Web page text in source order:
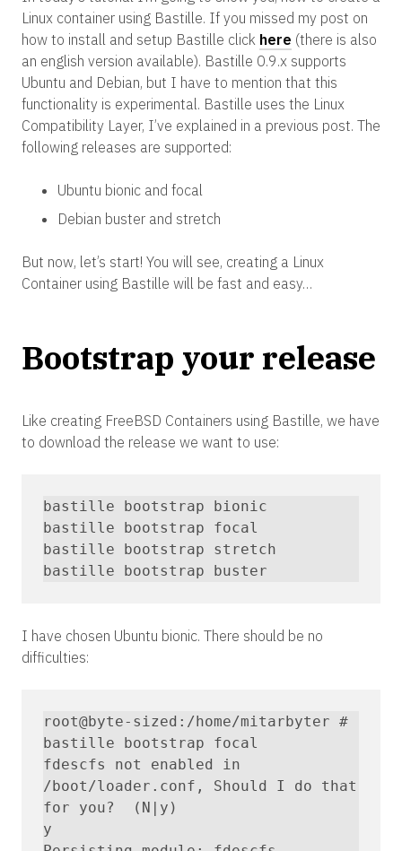
Linux container using Bastille. If you missed my post on
how to install and setup Bastille click here (there is also
an english version available). Bastille 0.9.x supports
Ubuntu and Debian, but I have to mention that this
functionality is experimental. Bastille uses the Linux
Compatibility Layer, I’ve explained in a previous post. The
following releases are supported:
Ubuntu bionic and focal
Debian buster and stretch
But now, let’s start! You will see, creating a Linux
Container using Bastille will be fast and easy…
Bootstrap your release
Like creating FreeBSD Containers using Bastille, we have
to download the release we want to use:
bastille bootstrap bionic
bastille bootstrap focal
bastille bootstrap stretch
bastille bootstrap buster
I have chosen Ubuntu bionic. There should be no
difficulties:
root@byte-sized:/home/mitarbyter #
bastille bootstrap focal
fdescfs not enabled in
/boot/loader.conf, Should I do that
for you?  (N|y)
y